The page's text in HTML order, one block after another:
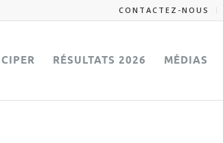
CONTACTEZ-NOUS
RÉSULTATS 2026 MÉDIAS